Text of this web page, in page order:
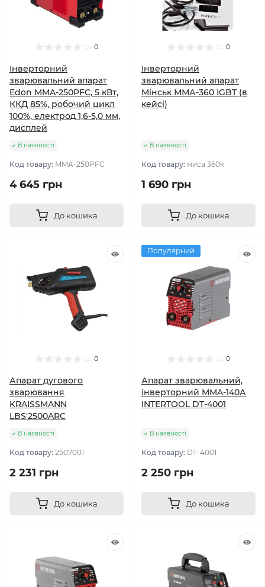
0
Інверторний
зварювальний апарат
Edon MMA-250PFC, 5 кВт,
ККД 85%, робочий цикл
100%, електрод 1,6-5,0 мм,
дисплей
В наявності
Код товару: MMA-250PFC
4 645 грн
До кошика
0
Інверторний
зварювальний апарат
Мінськ ММА-360 IGBT (в
кейсі)
В наявності
Код товару: миса 360к
1 690 грн
До кошика
0
Апарат дугового
зварювання
KRAISSMANN
LBS'2500ARC
В наявності
Код товару: 2507001
2 231 грн
До кошика
Популярний
0
Апарат зварювальний,
інверторний MMA-140А
INTERTOOL DT-4001
В наявності
Код товару: DT-4001
2 250 грн
До кошика